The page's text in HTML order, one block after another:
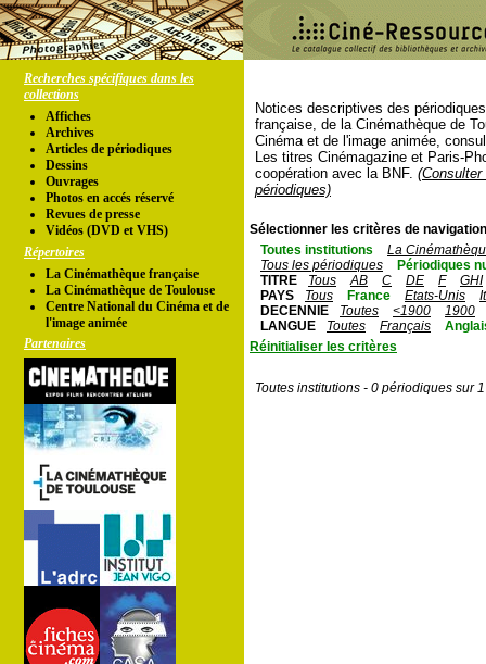
Recherches spécifiques dans les
collections
Affiches
Archives
Articles de périodiques
Dessins
Ouvrages
Photos en accés réservé
Revues de presse
Vidéos (DVD et VHS)
Répertoires
La Cinémathèque française
La Cinémathèque de Toulouse
Centre National du Cinéma et de
l'image animée
Partenaires
Notices descriptives des
française, de la Cinémathèque de
Cinéma et de l'image animée,
Les titres Cinémagazine et Paris-
coopération avec la BNF.
périodiques)
Sélectionner les critères de
Toutes institutions
La
Tous les périodiques
Périodiques
TITRE
Tous AB C DE F
GHI
PAYS
Tous France Etats-Unis
DECENNIE
Toutes <1900
1900
LANGUE
Toutes Français
Réinitialiser les critères
Toutes institutions - 0 périodiques sur